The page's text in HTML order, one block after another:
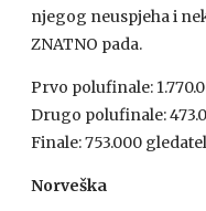
njegog neuspjeha i
ZNATNO pada.
Prvo polufinale:
Drugo polufinale:
Finale: 753.000
Norveška